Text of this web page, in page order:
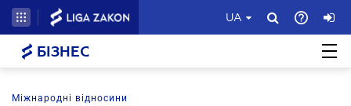
UA
БІЗНЕС
Міжнародні відносини